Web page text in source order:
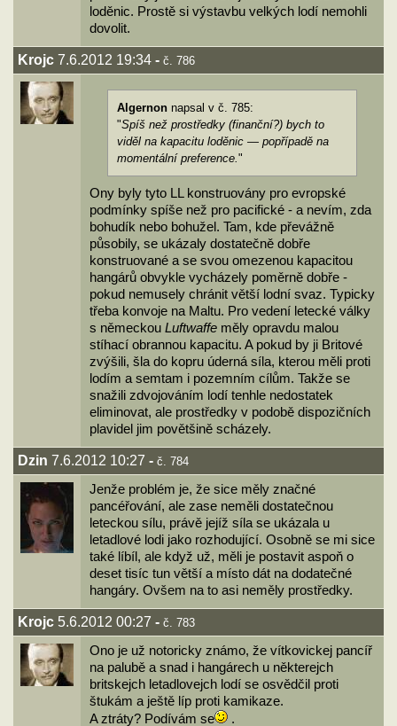
loděnic. Prostě si výstavbu velkých lodí nemohli
dovolit.
Krojc 7.6.2012 19:34 - č. 786
Algernon napsal v č. 785:
"Spíš než prostředky (finanční?) bych to
viděl na kapacitu loděnic — popřípadě na
momentální preference."
Ony byly tyto LL konstruovány pro evropské
podmínky spíše než pro pacifické - a nevím, zda
bohudík nebo bohužel. Tam, kde převážně
působily, se ukázaly dostatečně dobře
konstruované a se svou omezenou kapacitou
hangárů obvykle vycházely poměrně dobře -
pokud nemusely chránit větší lodní svaz. Typicky
třeba konvoje na Maltu. Pro vedení letecké války
s německou Luftwaffe měly opravdu malou
stíhací obrannou kapacitu. A pokud by ji Britové
zvýšili, šla do kopru úderná síla, kterou měli proti
lodím a semtam i pozemním cílům. Takže se
snažili zdvojováním lodí tenhle nedostatek
eliminovat, ale prostředky v podobě dispozičních
plavidel jim povětšině scházely.
Dzin 7.6.2012 10:27 - č. 784
Jenže problém je, že sice měly značné
pancéřování, ale zase neměli dostatečnou
leteckou sílu, právě jejíž síla se ukázala u
letadlové lodi jako rozhodující. Osobně se mi sice
také líbíl, ale když už, měli je postavit aspoň o
deset tisíc tun větší a místo dát na dodatečné
hangáry. Ovšem na to asi neměly prostředky.
Krojc 5.6.2012 00:27 - č. 783
Ono je už notoricky známo, že vítkovickej pancíř
na palubě a snad i hangárech u některejch
britskejch letadlovejch lodí se osvědčil proti
štukám a ještě líp proti kamikaze.
A ztráty? Podívám se
.